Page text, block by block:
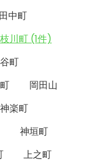
中町
枝川町 (1件)
町
岡田山
神楽町
神垣町
上之町